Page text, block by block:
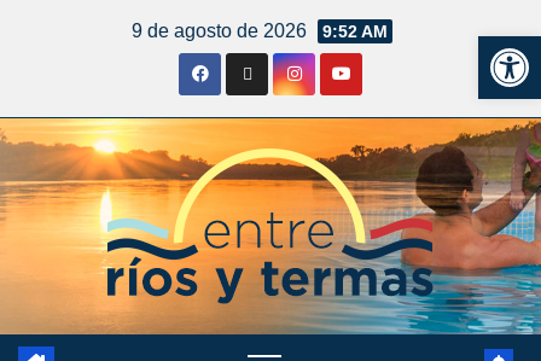
9 de agosto de 2026 9:52 AM